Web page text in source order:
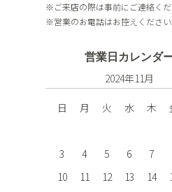
※ご来店の際は事前にご連絡くだ
※営業のお電話はお控えください
営業日カレンダ
2024年11月
日 月 火 水 木
3
4 5 6 7
10
11 12 13 14